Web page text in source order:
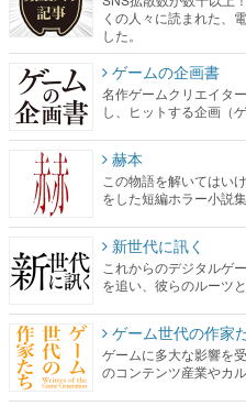
くの人々に読まれた、
した。
ゲームの企画書
名作ゲームクリエイタ
し、ヒットする企画（
赫本
この物語を解いてはい
をした短編ホラー小説集
新世代に訊く
これからのデジタルゲ
を追い、彼らのルーツ
ゲーム世代の作家
ゲームに多大な影響を
のコンテンツ産業やカ